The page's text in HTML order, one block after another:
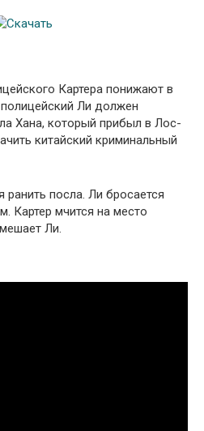
Картера понижают в
Ли должен
Хана, который прибыл в Лос-
китайский криминальный
посла. Ли бросается
Картер мчится на место
Ли.